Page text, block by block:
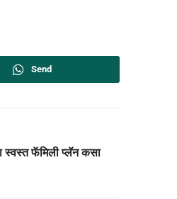
Send
स्वस्त फॅमिली प्लॅन कसा